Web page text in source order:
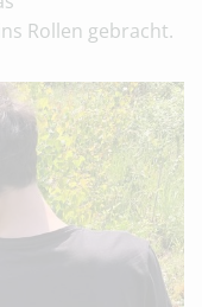
Rollen gebracht.